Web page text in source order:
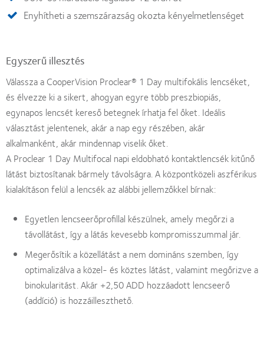
Enyhítheti a szemszárazság okozta kényelmetlenséget
Egyszerű illesztés
Válassza a CooperVision Proclear® 1 Day multifokális lencséket,
és élvezze ki a sikert, ahogyan egyre több preszbiopiás,
egynapos lencsét kereső betegnek írhatja fel őket. Ideális
választást jelentenek, akár a nap egy részében, akár
alkalmanként, akár mindennap viselik őket.
A Proclear 1 Day Multifocal napi eldobható kontaktlencsék kitűnő
látást biztosítanak bármely távolságra. A központközeli aszférikus
kialakításon felül a lencsék az alábbi jellemzőkkel bírnak:
Egyetlen lencseerőprofillal készülnek, amely megőrzi a
távollátást, így a látás kevesebb kompromisszummal jár.
Megerősítik a közellátást a nem domináns szemben, így
optimalizálva a közel- és köztes látást, valamint megőrizve a
binokularitást. Akár +2,50 ADD hozzáadott lencseerő
(addíció) is hozzáilleszthető.